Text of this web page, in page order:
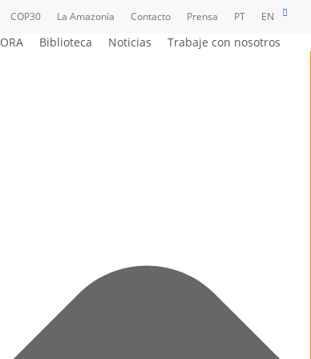
COP30 La Amazonía Contacto Prensa PT EN
ORA Biblioteca Noticias Trabaje con nosotros